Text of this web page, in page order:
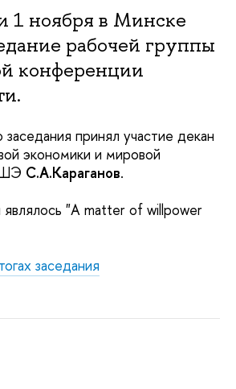
1 ноября в Минске
рабочей группы
конференции
заседания принял участие декан
экономики и мировой
С.А.Караганов.
являлось "A matter of willpower
заседания